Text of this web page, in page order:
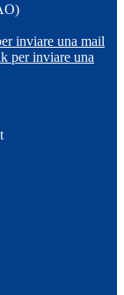
inviare una mail
per inviare una